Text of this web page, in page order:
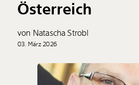
Österreich
von Natascha Strobl
03. März 2026